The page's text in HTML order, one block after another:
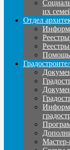
их
Отдел
Помощь
Мастер-